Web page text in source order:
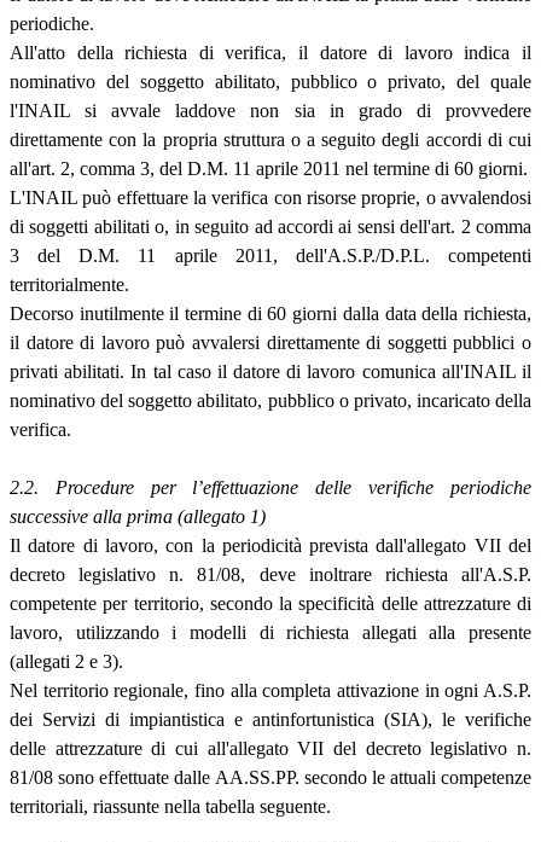
periodiche.
All'atto della richiesta di verifica, il datore di lavoro indica il
nominativo del soggetto abilitato, pubblico o privato, del quale
l'INAIL si avvale laddove non sia in grado di provvedere
direttamente con la propria struttura o a seguito degli accordi di cui
all'art. 2, comma 3, del D.M. 11 aprile 2011 nel termine di 60 giorni.
L'INAIL può effettuare la verifica con risorse proprie, o avvalendosi
di soggetti abilitati o, in seguito ad accordi ai sensi dell'art. 2 comma
3 del D.M. 11 aprile 2011, dell'A.S.P./D.P.L. competenti
territorialmente.
Decorso inutilmente il termine di 60 giorni dalla data della richiesta,
il datore di lavoro può avvalersi direttamente di soggetti pubblici o
privati abilitati. In tal caso il datore di lavoro comunica all'INAIL il
nominativo del soggetto abilitato, pubblico o privato, incaricato della
verifica.
2.2. Procedure per l’effettuazione delle verifiche periodiche
successive alla prima (allegato 1)
Il datore di lavoro, con la periodicità prevista dall'allegato VII del
decreto legislativo n. 81/08, deve inoltrare richiesta all'A.S.P.
competente per territorio, secondo la specificità delle attrezzature di
lavoro, utilizzando i modelli di richiesta allegati alla presente
(allegati 2 e 3).
Nel territorio regionale, fino alla completa attivazione in ogni A.S.P.
dei Servizi di impiantistica e antinfortunistica (SIA), le verifiche
delle attrezzature di cui all'allegato VII del decreto legislativo n.
81/08 sono effettuate dalle AA.SS.PP. secondo le attuali competenze
territoriali, riassunte nella tabella seguente.